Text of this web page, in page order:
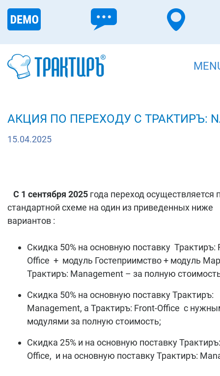
АКЦИЯ ПО ПЕРЕХОДУ С ТРАКТИРЪ:
15.04.2025
С 1 сентября 2025 года переход осуществляется
стандартной схеме на один из приведенных ниже
вариантов :
Скидка 50% на основную поставку Трактиръ:
Office + модуль Гостеприимство + модуль
Трактиръ: Management – за полную
Скидка 50% на основную поставку Трактиръ:
Management, а Трактиръ: Front-Office с
модулями за полную стоимость;
Скидка 25% и на основную поставку
Office, и на основную поставку Трактиръ: